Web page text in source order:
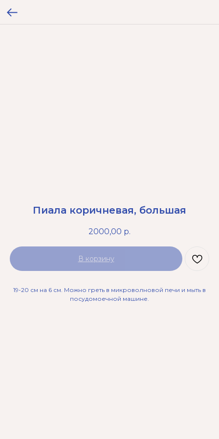
Пиала коричневая, большая
2000,00 р.
В корзину
19-20 см на 6 см. Можно греть в микроволновой печи и мыть в
посудомоечной машине.